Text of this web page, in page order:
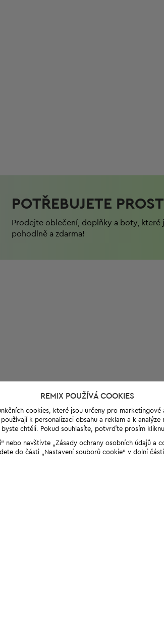
POTŘEBUJETE
Prodejte oblečení, doplňky a boty, které
pohodlně a zdarma!
REMIX POUŽÍVÁ COOKIES
cookies, které jsou určeny pro
k personalizaci obsahu a reklam a k
chtěli. Pokud souhlasíte, potvrďte prosím
nebo navštivte „Zásady ochrany osobních údajů a
do části „Nastavení souborů cookie“ v dolní části